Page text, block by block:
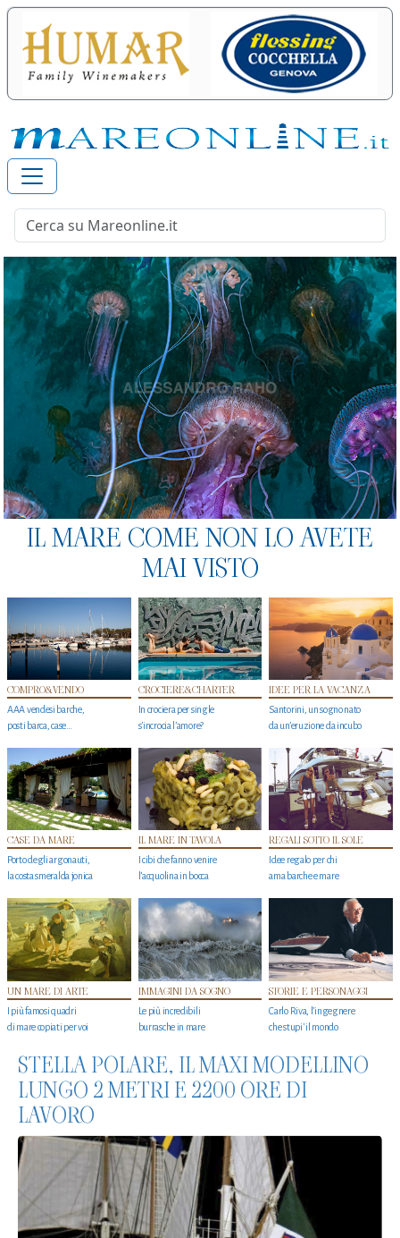
IL MARE COME NON LO AVETE
MAI VISTO
COMPRO&VENDO
AAA vendesi barche,
posti barca, case…
CROCIERE&CHARTER
In crociera per single
s'incrocia l’amore?
IDEE PER LA VACANZA
Santorini, un sogno nato
da un’eruzione da incubo
CASE DA MARE
Porto degli argonauti,
la costa smeralda jonica
IL MARE IN TAVOLA
I cibi che fanno venire
l’acquolina in bocca
REGALI SOTTO IL SOLE
Idee regalo per chi
ama barche e mare
UN MARE DI ARTE
I più famosi quadri
di mare copiati per voi
IMMAGINI DA SOGNO
Le più incredibili
burrasche in mare
STORIE E PERSONAGGI
Carlo Riva, l’ingegnere
che stupi' il mondo
STELLA POLARE, IL MAXI MODELLINO
LUNGO 2 METRI E 2200 ORE DI
LAVORO